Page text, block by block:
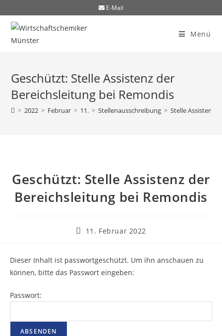
E-Mail
Menü
Geschützt: Stelle Assistenz der
Bereichsleitung bei Remondis
> 2022 > Februar > 11. > Stellenausschreibung > Stelle Assistenz
Geschützt: Stelle Assistenz der
Bereichsleitung bei Remondis
11. Februar 2022
Dieser Inhalt ist passwortgeschützt. Um ihn anschauen zu
können, bitte das Passwort eingeben:
Passwort: